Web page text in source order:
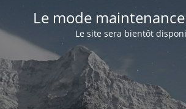
Le mode
Le site sera bientôt